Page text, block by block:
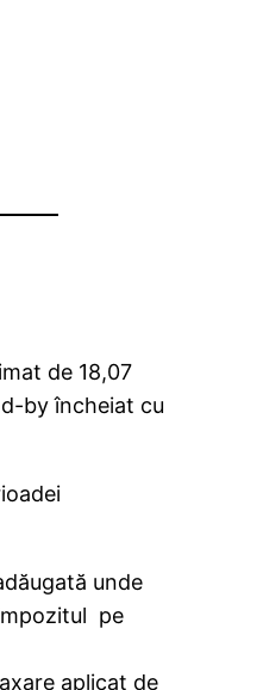
de 18,07
by încheiat cu
unde
pe
aplicat de